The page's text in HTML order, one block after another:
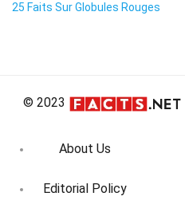
25 Faits Sur Globules Rouges
© 2023
About Us
Editorial Policy